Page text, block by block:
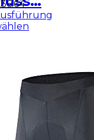
36.64